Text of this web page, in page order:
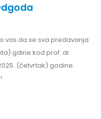
vas da se sva predavanja
gdine kod prof. dr.
(četvrtak) godine.